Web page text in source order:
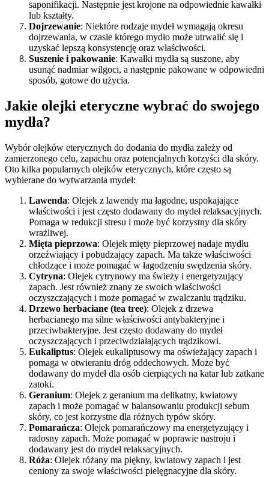
saponifikacji. Następnie jest krojone na odpowiednie kawałki
lub kształty.
Dojrzewanie: Niektóre rodzaje mydeł wymagają okresu
dojrzewania, w czasie którego mydło może utrwalić się i
uzyskać lepszą konsystencję oraz właściwości.
Suszenie i pakowanie: Kawałki mydła są suszone, aby
usunąć nadmiar wilgoci, a następnie pakowane w odpowiedni
sposób, gotowe do użycia.
Jakie olejki eteryczne wybrać do swojego
mydła?
Wybór olejków eterycznych do dodania do mydła zależy od
zamierzonego celu, zapachu oraz potencjalnych korzyści dla skóry.
Oto kilka popularnych olejków eterycznych, które często są
wybierane do wytwarzania mydeł:
Lawenda: Olejek z lawendy ma łagodne, uspokajające
właściwości i jest często dodawany do mydeł relaksacyjnych.
Pomaga w redukcji stresu i może być korzystny dla skóry
wrażliwej.
Mięta pieprzowa: Olejek mięty pieprzowej nadaje mydłu
orzeźwiający i pobudzający zapach. Ma także właściwości
chłodzące i może pomagać w łagodzeniu swędzenia skóry.
Cytryna: Olejek cytrynowy ma świeży i energetyzujący
zapach. Jest również znany ze swoich właściwości
oczyszczających i może pomagać w zwalczaniu trądziku.
Drzewo herbaciane (tea tree): Olejek z drzewa
herbacianego ma silne właściwości antybakteryjne i
przeciwbakteryjne. Jest często dodawany do mydeł
oczyszczających i przeciwdziałających trądzikowi.
Eukaliptus: Olejek eukaliptusowy ma oświeżający zapach i
pomaga w otwieraniu dróg oddechowych. Może być
dodawany do mydeł dla osób cierpiących na katar lub zatkane
zatoki.
Geranium: Olejek z geranium ma delikatny, kwiatowy
zapach i może pomagać w balansowaniu produkcji sebum
skóry, co jest korzystne dla różnych typów skóry.
Pomarańcza: Olejek pomarańczowy ma energetyzujący i
radosny zapach. Może pomagać w poprawie nastroju i
dodawany jest do mydeł relaksacyjnych.
Róża: Olejek różany ma piękny, kwiatowy zapach i jest
ceniony za swoje właściwości pielęgnacyjne dla skóry.